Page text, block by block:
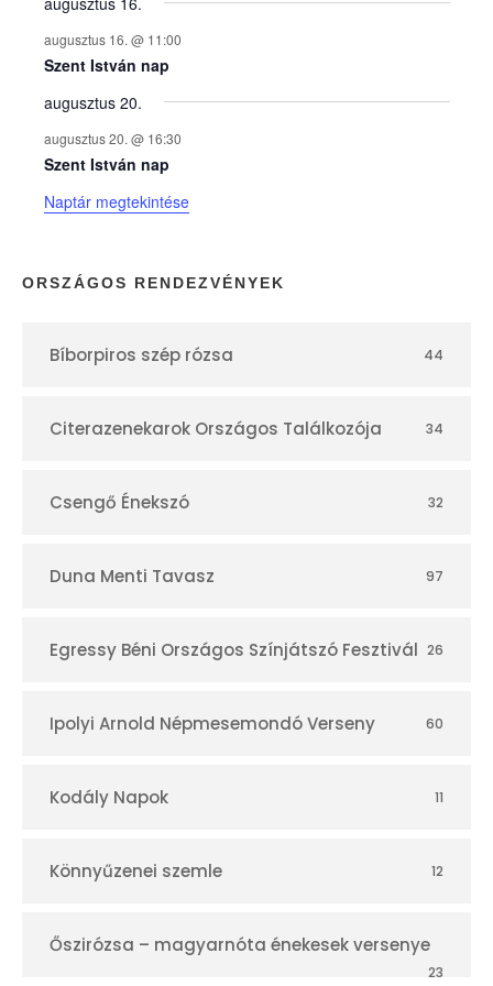
y
e
k
n
a
p
r
augusztus 16. @ 11:00
Szent István nap
augusztus 20.
augusztus 20. @ 16:30
Szent István nap
Naptár megtekintése
ORSZÁGOS RENDEZVÉNYEK
Bíborpiros szép rózsa 44
Citerazenekarok Országos Találkozója 34
Csengő Énekszó 32
Duna Menti Tavasz 97
Egressy Béni Országos Színjátszó Fesztivál 26
Ipolyi Arnold Népmesemondó Verseny 60
Kodály Napok 11
Könnyűzenei szemle 12
Őszirózsa – magyarnóta énekesek versenye
23